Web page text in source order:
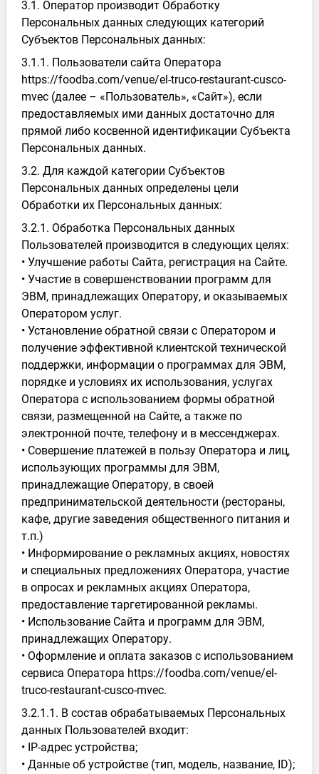
3.1. Оператор производит Обработку
Персональных данных следующих категорий
Субъектов Персональных данных:
3.1.1. Пользователи сайта Оператора
https://foodba.com/venue/el-truco-restaurant-cusco-
mvec (далее – «Пользователь», «Сайт»), если
предоставляемых ими данных достаточно для
прямой либо косвенной идентификации Субъекта
Персональных данных.
3.2. Для каждой категории Субъектов
Персональных данных определены цели
Обработки их Персональных данных:
3.2.1. Обработка Персональных данных
Пользователей производится в следующих целях:
• Улучшение работы Сайта, регистрация на Сайте.
• Участие в совершенствовании программ для
ЭВМ, принадлежащих Оператору, и оказываемых
Оператором услуг.
• Установление обратной связи с Оператором и
получение эффективной клиентской технической
поддержки, информации о программах для ЭВМ,
порядке и условиях их использования, услугах
Оператора с использованием формы обратной
связи, размещенной на Сайте, а также по
электронной почте, телефону и в мессенджерах.
• Совершение платежей в пользу Оператора и лиц,
использующих программы для ЭВМ,
принадлежащие Оператору, в своей
предпринимательской деятельности (рестораны,
кафе, другие заведения общественного питания и
т.п.)
• Информирование о рекламных акциях, новостях
и специальных предложениях Оператора, участие
в опросах и рекламных акциях Оператора,
предоставление таргетированной рекламы.
• Использование Сайта и программ для ЭВМ,
принадлежащих Оператору.
• Оформление и оплата заказов с использованием
сервиса Оператора https://foodba.com/venue/el-
truco-restaurant-cusco-mvec.
3.2.1.1. В состав обрабатываемых Персональных
данных Пользователей входит:
• IP-адрес устройства;
• Данные об устройстве (тип, модель, название, ID);